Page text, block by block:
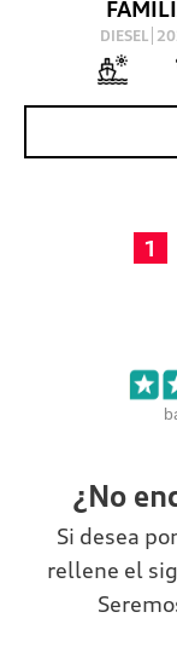
DIESEL
1
¿No
Si desea
rellene el